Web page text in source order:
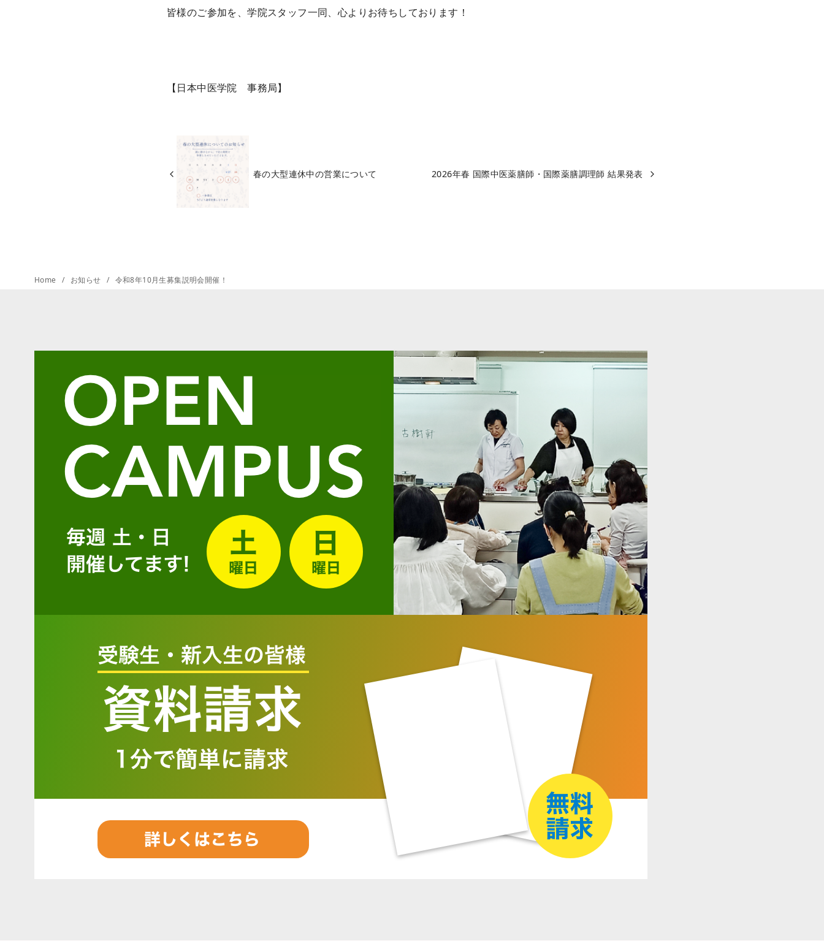
皆様のご参加を、学院スタッフ一同、心よりお待ちしております！
【日本中医学院 事務局】
春の大型連休中の営業について 2026年春 国際中医薬膳師・国際薬膳調理師 結果発表
Home お知らせ 令和8年10月生募集説明会開催！